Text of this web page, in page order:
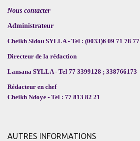
Nous contacter
Administrateur
Cheikh Sidou SYLLA - Tel : (0033)6 09 71 78 77
Directeur de la rédaction
Lansana SYLLA - Tel 77 3399128 ; 338766173
Rédacteur en chef
Cheikh Ndoye - Tel : 77 813 82 21
AUTRES INFORMATIONS